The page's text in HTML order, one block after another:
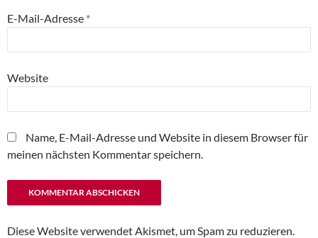
E-Mail-Adresse *
Website
Name, E-Mail-Adresse und Website in diesem Browser für
meinen nächsten Kommentar speichern.
Diese Website verwendet Akismet, um Spam zu reduzieren.